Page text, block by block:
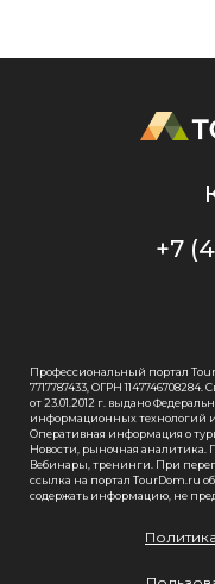
+7
Профессиональный портал
7717787433, ОГРН
от 23.01.2012 г. выдано
информационных технологий
Оперативная информация о
Новости, рыночная аналитика.
Вебинары, тренинги. При
ссылка на портал TourDom.ru
содержать информацию, не